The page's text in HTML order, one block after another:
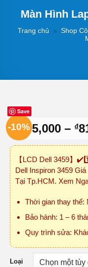
Màn Hình
Trang chủ » Shop
Save
-10%
₫495,000 – ₫
【LCD Dell 3459】
Dell Inspiron 3459
Tại Tp.HCM. Xem
Thời gian thay thế:
Bảo hành: 1 – 6
Quy trình sửa:
Loại